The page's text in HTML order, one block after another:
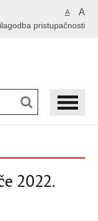
A A
pristupačnosti
2022.